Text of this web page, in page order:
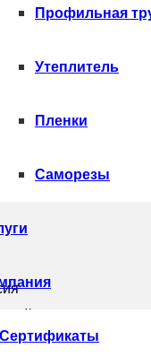
Профильная
Утеплитель
Пленки
Саморезы
Сертификаты
без сварки
с большой гарантией
Синий